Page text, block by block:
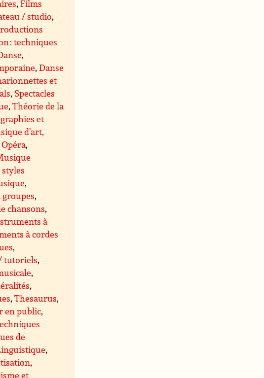
,Films
/ studio,
: techniques
,
,Danse
et
, Spectacles
,Théorie de la
et
d’art,
Opéra,
,
,
chansons,
à
à cordes
,
tutoriels,
,
,
,Thesaurus,
en public,
de
,
,
et